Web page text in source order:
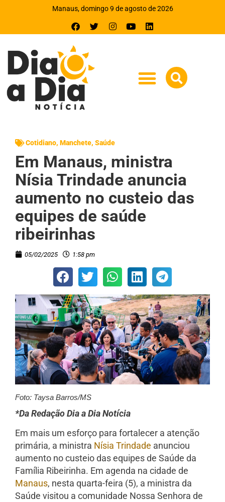
Manaus, domingo 9 de agosto de 2026
Cotidiano, Manchete, Saúde
Em Manaus, ministra
Nísia Trindade anuncia
aumento no custeio das
equipes de saúde
ribeirinhas
05/02/2025 1:58 pm
Foto: Taysa Barros/MS
*Da Redação Dia a Dia Notícia
Em mais um esforço para fortalecer a atenção
primária, a ministra Nísia Trindade anunciou
aumento no custeio das equipes de Saúde da
Família Ribeirinha. Em agenda na cidade de
Manaus, nesta quarta-feira (5), a ministra da
Saúde visitou a comunidade Nossa Senhora de